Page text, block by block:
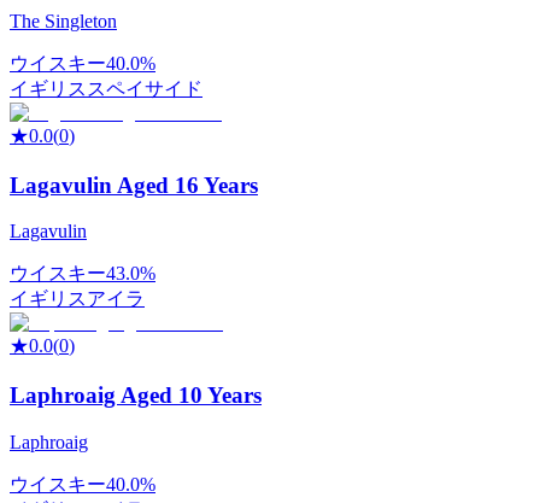
The Singleton
ウイスキー40.0%
イギリス スペイサイド
★0.0(0)
Lagavulin Aged 16 Years
Lagavulin
ウイスキー43.0%
イギリスアイラ
★0.0(0)
Laphroaig Aged 10 Years
Laphroaig
ウイスキー40.0%